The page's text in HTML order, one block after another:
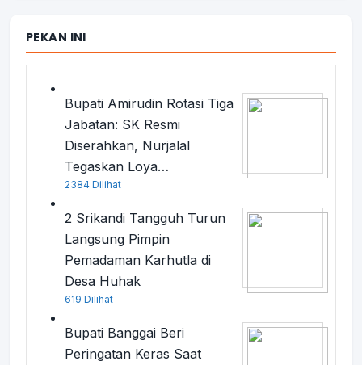
PEKAN INI
Bupati Amirudin Rotasi Tiga
Jabatan: SK Resmi
Diserahkan, Nurjalal
Tegaskan Loya…
2384 Dilihat
2 Srikandi Tangguh Turun
Langsung Pimpin
Pemadaman Karhutla di
Desa Huhak
619 Dilihat
Bupati Banggai Beri
Peringatan Keras Saat